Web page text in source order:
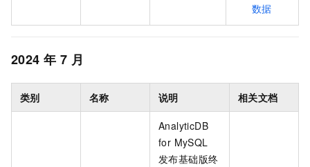
数据
2024 年 7 月
类别 名称 说明 相关文档
AnalyticDB
for MySQL
发布基础版终